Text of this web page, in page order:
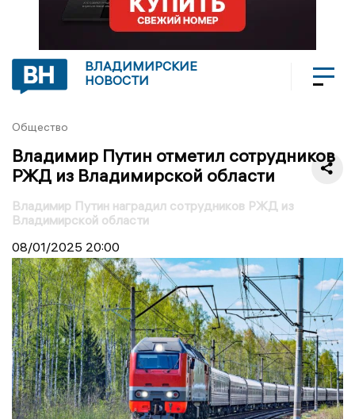
ВЛАДИМИРСКИЕ
НОВОСТИ
Общество
Владимир Путин отметил сотрудников
РЖД из Владимирской области
Владимир Путин наградил сотрудников РЖД из
Владимирской области
08/01/2025 20:00